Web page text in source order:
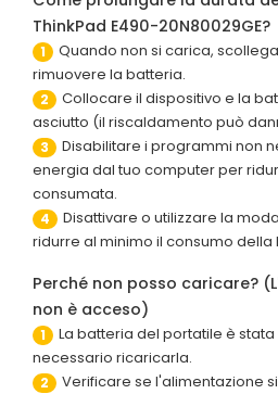
ThinkPad E490-20N80029GE?
1
Quando non si carica,
rimuovere la batteria.
2
Collocare il dispositivo e la
asciutto (il riscaldamento può
3
Disabilitare i programmi non
energia dal tuo computer per
consumata.
4
Disattivare o utilizzare la
ridurre al minimo il consumo della
Perché non posso caricare?
non è acceso)
1
La batteria del portatile è
necessario ricaricarla.
2 Verificare se l'alimentazione